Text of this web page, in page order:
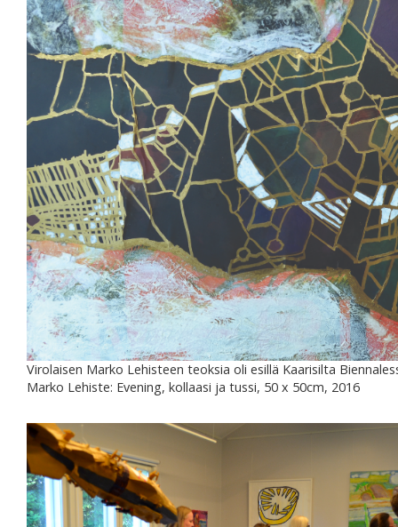
Virolaisen Marko Lehisteen teoksia oli esillä Kaarisilta
Marko Lehiste: Evening, kollaasi ja tussi, 50 x 50cm, 2016